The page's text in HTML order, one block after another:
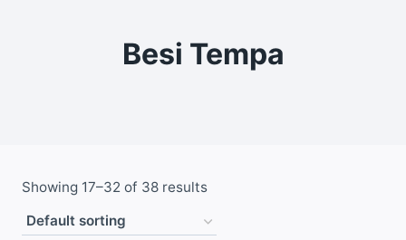
Besi Tempa
Showing 17–32 of 38 results